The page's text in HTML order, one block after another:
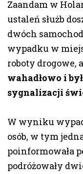
Zaandam w
ustaleń służb
dwóch
wypadku w
roboty drogowe, a
wahadłowo i
sygnalizacji
W wyniku
osób, w tym
poinformowała
podróżowały